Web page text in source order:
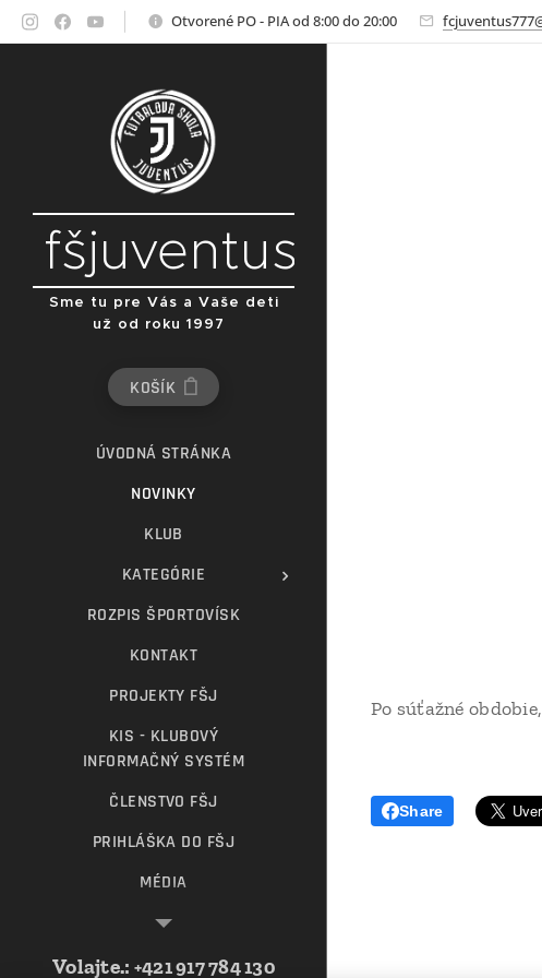
Otvorené PO - PIA od 8:00 do 20:00
fšjuventus
Sme tu pre Vás a Vaše deti
už od roku 1997
KOŠÍK
ÚVODNÁ STRÁNKA
NOVINKY
KLUB
KATEGÓRIE
ROZPIS ŠPORTOVÍSK
KONTAKT
PROJEKTY FŠJ
KIS - KLUBOVÝ
INFORMAČNÝ SYSTÉM
ČLENSTVO FŠJ
PRIHLÁŠKA DO FŠJ
MÉDIA
PARTNERI KLUBU
VZŤAHY S INVESTORMI
Po súťažné
Share
Volajte.: +421 917 784 130